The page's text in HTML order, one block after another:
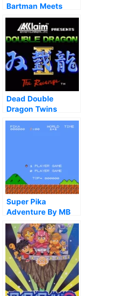
Bartman Meets
Radioactive Man,
The
Dead Double
Dragon Twins
(Hack)
Super Pika
Adventure By MB
Hacks (SMB1 Hack)